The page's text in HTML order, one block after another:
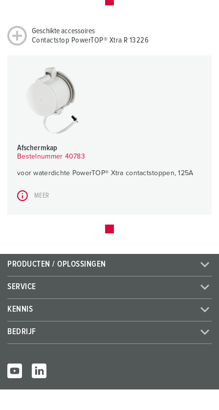
Geschikte accessoires
Contactstop PowerTOP® Xtra R 13226
Afschermkap
Bestelnummer 40783
voor waterdichte PowerTOP® Xtra contactstoppen, 125A
MEER
PRODUCTEN / OPLOSSINGEN
SERVICE
KENNIS
BEDRIJF